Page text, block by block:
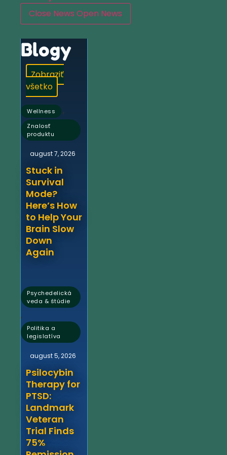
Close News Open News
Blogy
Zobraziť
všetko
Wellness ,
Znalosť
produktu
august 7, 2026
Stuck in
Survival
Mode?
Here’s How
to Help Your
Brain Slow
Down
Again
Psychedelická
veda & štúdie
,
Politika a
legislatíva
august 5, 2026
Psilocybin
Therapy for
PTSD:
Landmark
Veteran
Trial Finds
75%